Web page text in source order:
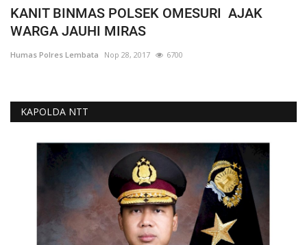
KANIT BINMAS POLSEK OMESURI AJAK
WARGA JAUHI MIRAS
Humas Polres Lembata Nop 28, 2017 6700
KAPOLDA NTT